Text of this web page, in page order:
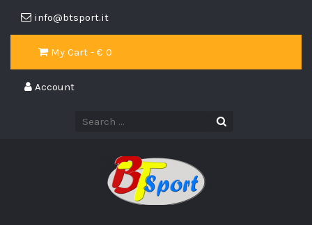
info@btsport.it
My Cart - € 0
Account